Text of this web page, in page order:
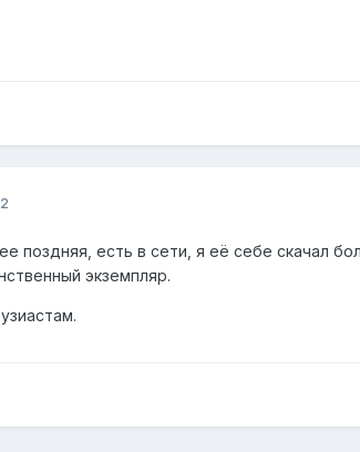
поздняя, есть в сети, я её себе скачал
экземпляр.